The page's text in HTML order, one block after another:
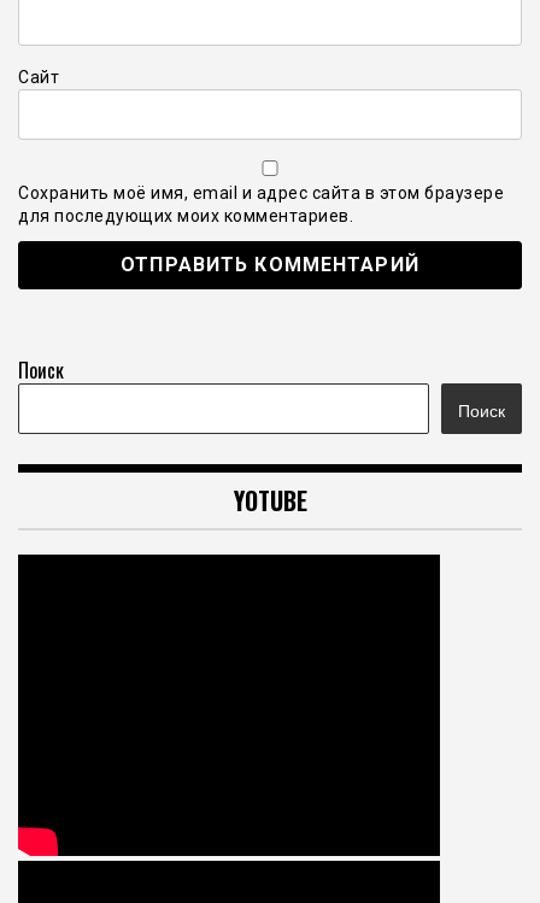
Сайт
Сохранить моё имя, email и адрес сайта в этом браузере
для последующих моих комментариев.
Поиск
Поиск
YOTUBE